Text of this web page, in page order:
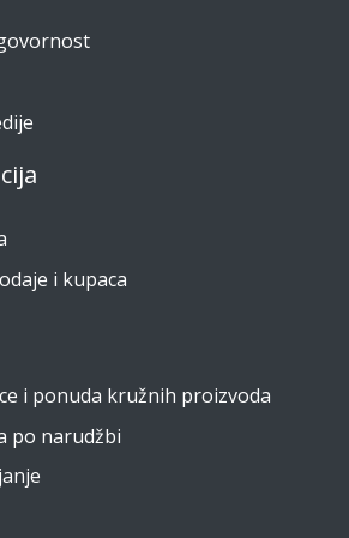
i kupaca
i ponuda kružnih proizvoda
po narudžbi